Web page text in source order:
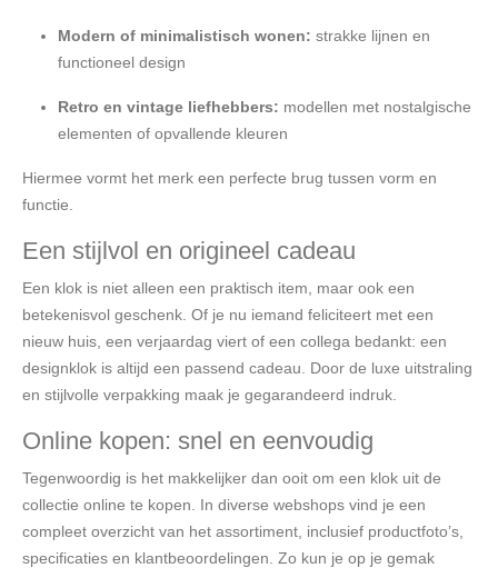
Modern of minimalistisch wonen: strakke lijnen en
functioneel design
Retro en vintage liefhebbers: modellen met nostalgische
elementen of opvallende kleuren
Hiermee vormt het merk een perfecte brug tussen vorm en
functie.
Een stijlvol en origineel cadeau
Een klok is niet alleen een praktisch item, maar ook een
betekenisvol geschenk. Of je nu iemand feliciteert met een
nieuw huis, een verjaardag viert of een collega bedankt: een
designklok is altijd een passend cadeau. Door de luxe uitstraling
en stijlvolle verpakking maak je gegarandeerd indruk.
Online kopen: snel en eenvoudig
Tegenwoordig is het makkelijker dan ooit om een klok uit de
collectie online te kopen. In diverse webshops vind je een
compleet overzicht van het assortiment, inclusief productfoto’s,
specificaties en klantbeoordelingen. Zo kun je op je gemak